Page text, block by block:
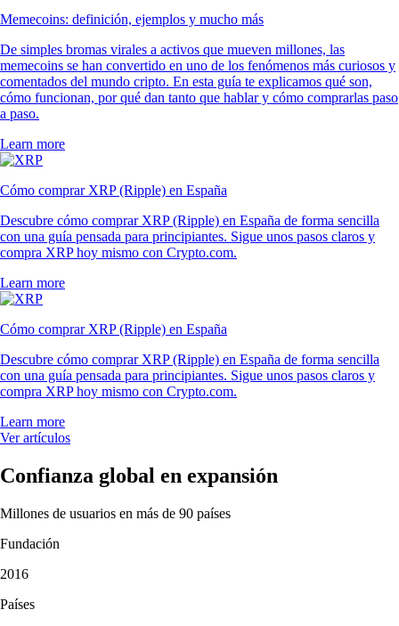
Memecoins: definición, ejemplos y mucho más
De simples bromas virales a activos que mueven millones, las
memecoins se han convertido en uno de los fenómenos más curiosos y
comentados del mundo cripto. En esta guía te explicamos qué son,
cómo funcionan, por qué dan tanto que hablar y cómo comprarlas paso
a paso.
Learn more
Cómo comprar XRP (Ripple) en España
Descubre cómo comprar XRP (Ripple) en España de forma sencilla
con una guía pensada para principiantes. Sigue unos pasos claros y
compra XRP hoy mismo con Crypto.com.
Learn more
Cómo comprar XRP (Ripple) en España
Descubre cómo comprar XRP (Ripple) en España de forma sencilla
con una guía pensada para principiantes. Sigue unos pasos claros y
compra XRP hoy mismo con Crypto.com.
Learn more
Ver artículos
Confianza global en expansión
Millones de usuarios en más de 90 países
Fundación
2016
Países